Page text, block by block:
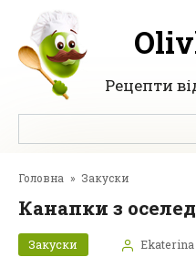
Перейти
вмісту
Рецепти
Головна » Закуски
Канапки з
Закуски Ekaterina